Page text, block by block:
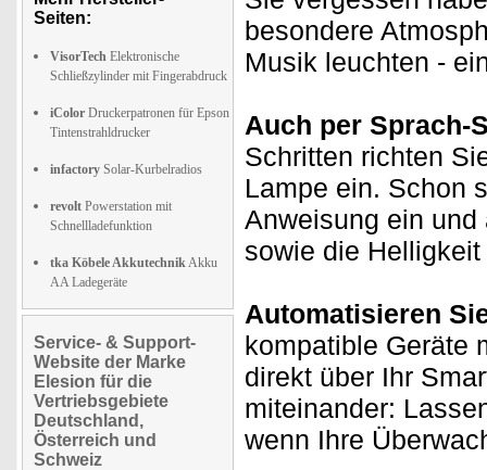
Seiten:
VisorTech Elektronische
Schließzylinder mit Fingerabdruck
iColor Druckerpatronen für Epson
Tintenstrahldrucker
infactory Solar-Kurbelradios
revolt Powerstation mit
Schnellladefunktion
tka Köbele AkkutechnikAkku
AA Ladegeräte
Service- & Support-
Website der Marke
Elesion für die
Vertriebsgebiete
Deutschland,
Österreich und
Schweiz
besondere
Musik leuchten -
Auch per Sprach-
Schritten richten
Lampe ein. Schon
Anweisung ein
sowie die Helligkeit
Automatisieren
kompatible Geräte
direkt über Ihr
miteinander:
wenn Ihre